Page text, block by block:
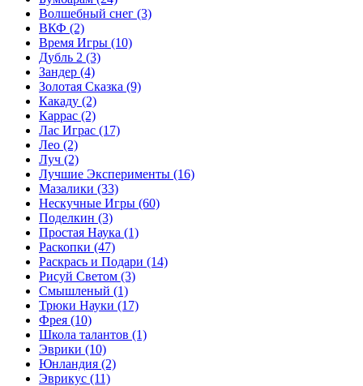
Волшебный снег (3)
ВКФ (2)
Время Игры (10)
Дубль 2 (3)
Зандер (4)
Золотая Сказка (9)
Какаду (2)
Каррас (2)
Лас Играс (17)
Лео (2)
Луч (2)
Лучшие Эксперименты (16)
Мазалики (33)
Нескучные Игры (60)
Поделкин (3)
Простая Наука (1)
Раскопки (47)
Раскрась и Подари (14)
Рисуй Светом (3)
Смышленый (1)
Трюки Науки (17)
Фрея (10)
Школа талантов (1)
Эврики (10)
Юнландия (2)
Эврикус (11)